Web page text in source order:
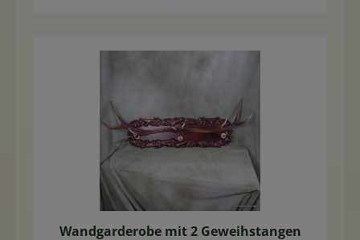
Wandgarderobe mit 2 Geweihstangen